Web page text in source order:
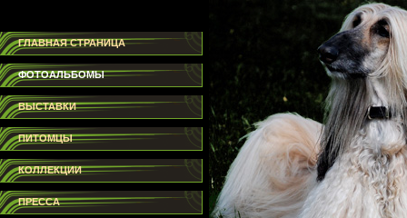
ГЛАВНАЯ СТРАНИЦА
ФОТОАЛЬБОМЫ
ВЫСТАВКИ
ПИТОМЦЫ
КОЛЛЕКЦИИ
ПРЕССА